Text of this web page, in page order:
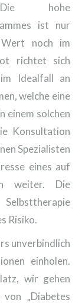
hohe
ist nur
noch im
richtet sich
Idealfall an
welche eine
einem solchen
Konsultation
Spezialisten
eines auf
weiter. Die
Risiko.
unverbindlich
einholen.
wir gehen
„Diabetes